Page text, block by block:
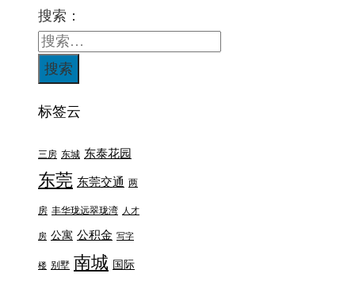
搜索：
标签云
三房 东城 东泰花园
东莞 东莞交通 两
房 丰华珑远翠珑湾 人才
房 公寓 公积金 写字
楼 别墅 南城 国际